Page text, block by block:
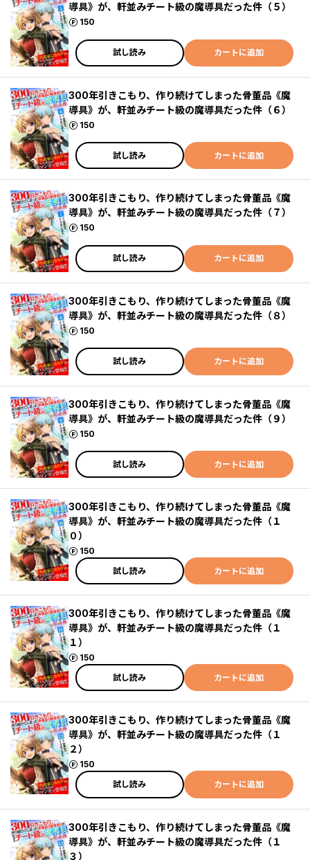
導具》が、軒並みチート級の魔導具だった件（５）
150
ポイント
試し読み カートに追加
300年引きこもり、作り続けてしまった骨董品《魔
導具》が、軒並みチート級の魔導具だった件（６）
150
ポイント
試し読み カートに追加
300年引きこもり、作り続けてしまった骨董品《魔
導具》が、軒並みチート級の魔導具だった件（７）
150
ポイント
試し読み カートに追加
300年引きこもり、作り続けてしまった骨董品《魔
導具》が、軒並みチート級の魔導具だった件（８）
150
ポイント
試し読み カートに追加
300年引きこもり、作り続けてしまった骨董品《魔
導具》が、軒並みチート級の魔導具だった件（９）
150
ポイント
試し読み カートに追加
300年引きこもり、作り続けてしまった骨董品《魔
導具》が、軒並みチート級の魔導具だった件（１
０）
150
ポイント
試し読み
カートに追加
300年引きこもり、作り続けてしまった骨董品《魔
導具》が、軒並みチート級の魔導具だった件（１
１）
150
ポイント
試し読み
カートに追加
300年引きこもり、作り続けてしまった骨董品《魔
導具》が、軒並みチート級の魔導具だった件（１
２）
150
ポイント
試し読み
カートに追加
300年引きこもり、作り続けてしまった骨董品《魔
導具》が、軒並みチート級の魔導具だった件（１
３）